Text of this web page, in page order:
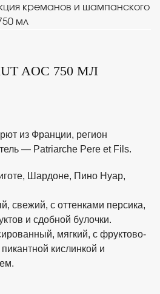
креманов и шампанского
мл
AOC 750 МЛ
из Франции, регион
— Patriarche Pere et Fils.
Шардоне, Пино Нуар,
свежий, с оттенками персика,
и сдобной булочки.
мягкий, с фруктово-
кислинкой и